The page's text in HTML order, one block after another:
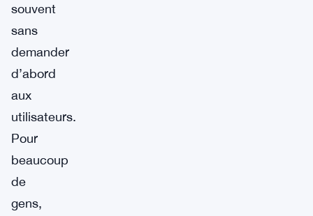
souvent
sans
demander
d’abord
aux
utilisateurs.
Pour
beaucoup
de
gens,